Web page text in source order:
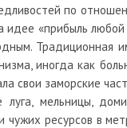
по
«прибыль
Традиционная
иногда как
свои заморские
мельницы,
ресурсов в